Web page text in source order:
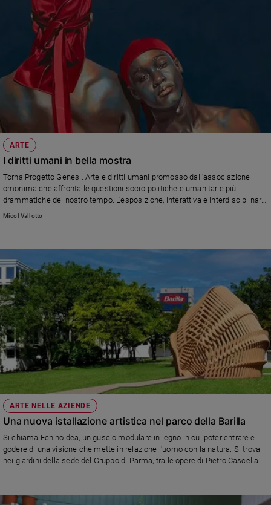
ARTE
I diritti umani in bella mostra
Torna Progetto Genesi. Arte e diritti umani promosso dall'associazione
omonima che affronta le questioni socio-politiche e umanitarie più
drammatiche del nostro tempo. L'esposizione, interattiva e interdisciplinare,
è anche itinerante: dopo la tappa di Milano, in programma Genova e Brescia
Micol Vallotto
ARTE NELLE AZIENDE
Una nuova istallazione artistica nel parco della Barilla
Si chiama Echinoidea, un guscio modulare in legno in cui poter entrare e
godere di una visione che mette in relazione l'uomo con la natura. Si trova
nei giardini della sede del Gruppo di Parma, tra le opere di Pietro Cascella e